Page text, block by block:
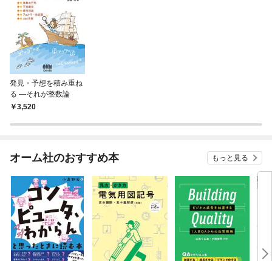
発見・予想を積み重ね
る ―それが整数論
3,520
オーム社のおすすめ本 もっと見る